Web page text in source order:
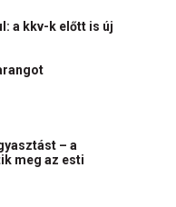
a kkv-k előtt is új
– a
meg az esti